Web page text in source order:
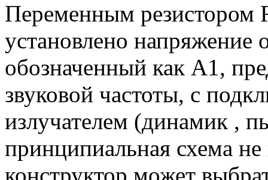
Переменным резистором
установлено напряжение
обозначенный как А1,
звуковой частоты, с
излучателем (динамик ,
принципиальная схема не